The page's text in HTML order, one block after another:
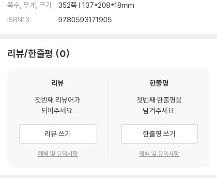
A triumphant blend of horror, suspense, and pitch-black come
dy, Death in Her Hands asks us to consider how the stories w
is well earned, and the stakes have never been higher.
쪽수, 무게, 크기
352쪽 | 137*208*18mm
ISBN13
9780593171905
리뷰/한줄평 0
리뷰
첫번째 리뷰어가
되어주세요.
리뷰 쓰기
혜택 및 유의사항
한줄평
첫번째 한줄평을
남겨주세요.
한줄평 쓰기
혜택 및 유의사항